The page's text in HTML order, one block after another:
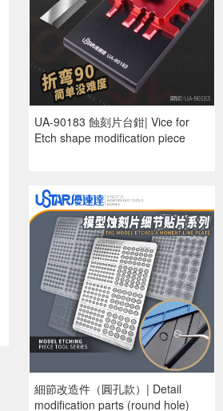
UA-90183 蝕刻片台鉗| Vice for
Etch shape modification piece
細節改造件（圓孔款）| Detail
modification parts (round hole)